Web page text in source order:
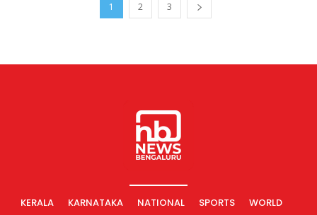
1 2 3
KERALA KARNATAKA NATIONAL SPORTS
WORLD